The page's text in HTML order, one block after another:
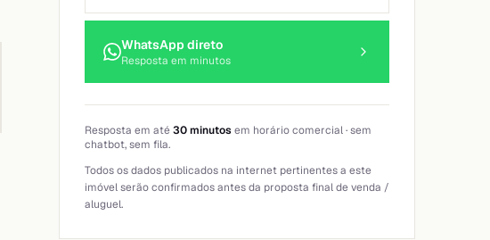
WhatsApp direto
Resposta em minutos
Resposta em até30 minutos em horário comercial · sem
chatbot, sem fila.
Todos os dados publicados na internet pertinentes a este
imóvel serão confirmados antes da proposta final de venda /
aluguel.